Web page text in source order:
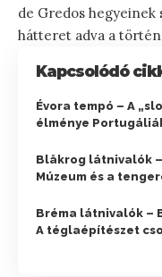
de Gredos
hátteret adva a
Kapcsolódó
Évora tempó – A
élménye
Blåkrog látnivalók
Múzeum és a
Bréma látnivalók –
A téglaépítészet